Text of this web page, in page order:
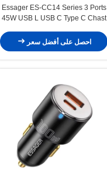
Essager ES-CC14 Series 3 Ports
45W USB L USB C Type C Chast
احصل على أفضل سعر